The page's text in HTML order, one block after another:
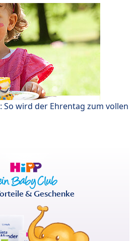
So wird der Ehrentag zum vollen
& Geschenke